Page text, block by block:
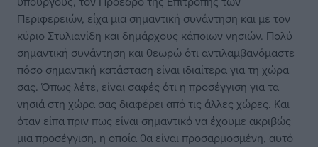
Περιφερειών, είχα μια σημαντική συνάντηση και με τον
κύριο Στυλιανίδη και δημάρχους κάποιων νησιών. Πολύ
σημαντική συνάντηση και θεωρώ ότι αντιλαμβανόμαστε
πόσο σημαντική κατάσταση είναι ιδιαίτερα για τη χώρα
σας. Όπως λέτε, είναι σαφές ότι η προσέγγιση για τα
νησιά στη χώρα σας διαφέρει από τις άλλες χώρες. Και
όταν είπα πριν πως είναι σημαντικό να έχουμε ακριβώς
μια προσέγγιση, η οποία θα είναι προσαρμοσμένη, αυτό